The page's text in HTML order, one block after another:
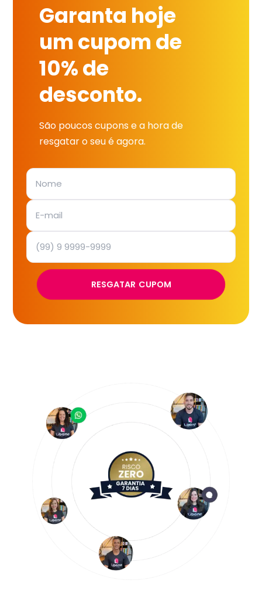
Garanta hoje
um cupom de
10% de
desconto.
São poucos cupons e a hora de
resgatar o seu é agora.
RESGATAR CUPOM